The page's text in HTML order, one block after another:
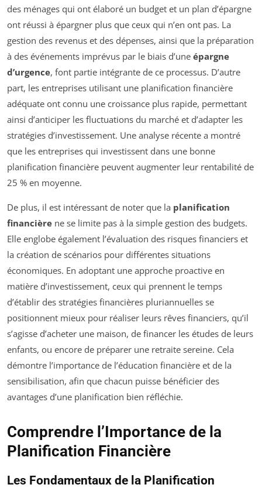
des ménages qui ont élaboré un budget et un plan d’épargne
ont réussi à épargner plus que ceux qui n’en ont pas. La
gestion des revenus et des dépenses, ainsi que la préparation
à des événements imprévus par le biais d’une épargne
d’urgence, font partie intégrante de ce processus. D’autre
part, les entreprises utilisant une planification financière
adéquate ont connu une croissance plus rapide, permettant
ainsi d’anticiper les fluctuations du marché et d’adapter les
stratégies d’investissement. Une analyse récente a montré
que les entreprises qui investissent dans une bonne
planification financière peuvent augmenter leur rentabilité de
25 % en moyenne.
De plus, il est intéressant de noter que la planification
financière ne se limite pas à la simple gestion des budgets.
Elle englobe également l’évaluation des risques financiers et
la création de scénarios pour différentes situations
économiques. En adoptant une approche proactive en
matière d’investissement, ceux qui prennent le temps
d’établir des stratégies financières pluriannuelles se
positionnent mieux pour réaliser leurs rêves financiers, qu’il
s’agisse d’acheter une maison, de financer les études de leurs
enfants, ou encore de préparer une retraite sereine. Cela
démontre l’importance de l’éducation financière et de la
sensibilisation, afin que chacun puisse bénéficier des
avantages d’une planification bien réfléchie.
Comprendre l’Importance de la
Planification Financière
Les Fondamentaux de la Planification